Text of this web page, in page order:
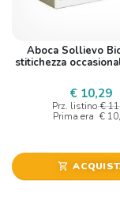
Aboca Sollievo
stitichezza
€ 10,29
Prz. listino €
Prima era €
shopping_cart